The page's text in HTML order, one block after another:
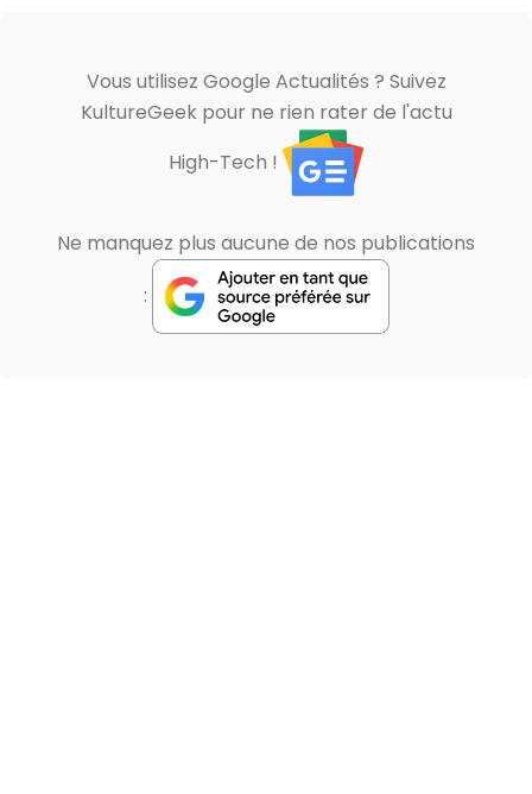
Vous utilisez Google Actualités ? Suivez
KultureGeek pour ne rien rater de l'actu
High-Tech !
Ne manquez plus aucune de nos publications
: